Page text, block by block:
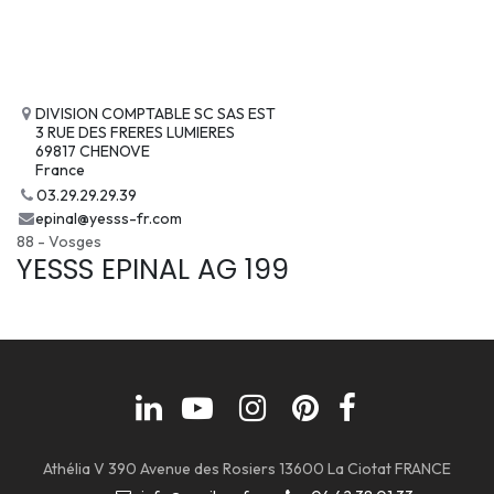
DIVISION COMPTABLE SC SAS EST
3 RUE DES FRERES LUMIERES
69817 CHENOVE
France
03.29.29.29.39
epinal@yesss-fr.com
88 - Vosges
YESSS EPINAL AG 199
Athélia V 390 Avenue des Rosiers 13600 La Ciotat FRANCE